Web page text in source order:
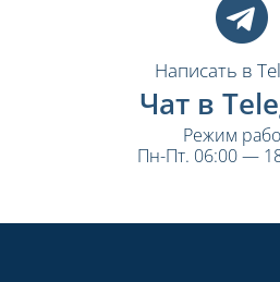
Написать в
Чат в
Режим
Пн-Пт. 06:00 —